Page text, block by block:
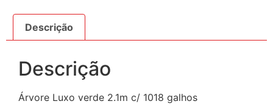
Descrição
Descrição
Árvore Luxo verde 2.1m c/ 1018 galhos